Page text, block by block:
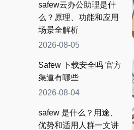
safew云办公助理是什
么？原理、功能和应用
场景全解析
2026-08-05
Safew 下载安全吗 官方
渠道有哪些
2026-08-04
safew 是什么？用途、
优势和适用人群一文讲